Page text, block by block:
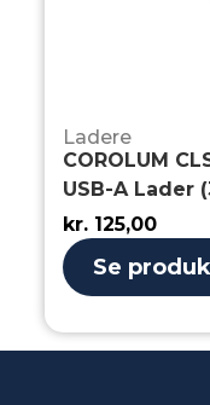
Ladere
COROLUM
USB-A Lader
kr. 125,00
Se